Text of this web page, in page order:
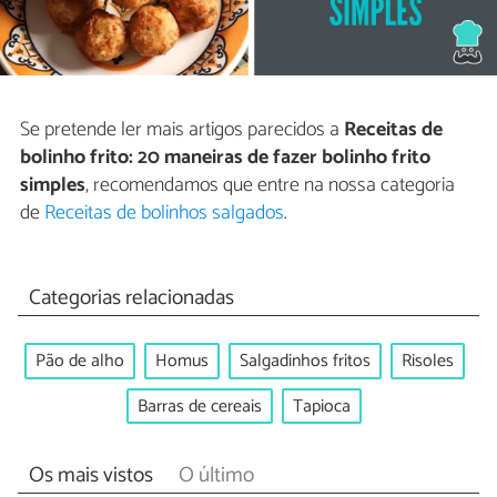
Se pretende ler mais artigos parecidos a Receitas de
bolinho frito: 20 maneiras de fazer bolinho frito
simples, recomendamos que entre na nossa categoria
deReceitas de bolinhos salgados.
Categorias relacionadas
Pão de alho Homus Salgadinhos fritos
Risoles
Barras de cereais
Tapioca
Os mais vistos O último